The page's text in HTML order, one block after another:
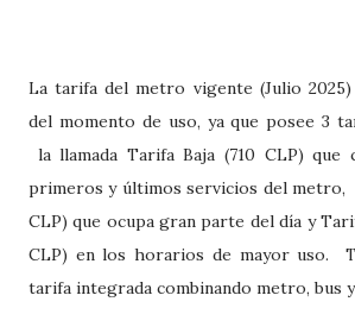
La tarifa del metro vigente (Julio 2025)
del momento de uso, ya que posee 3
la llamada Tarifa Baja (710 CLP) que
primeros y últimos servicios del metro,
CLP) que ocupa gran parte del día y
CLP) en los horarios de mayor uso.
tarifa integrada combinando metro, bus